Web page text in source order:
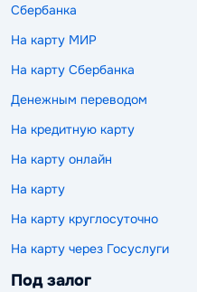
Сбербанка
На карту МИР
На карту Сбербанка
Денежным переводом
На кредитную карту
На карту онлайн
На карту
На карту круглосуточно
На карту через Госуслуги
Под залог